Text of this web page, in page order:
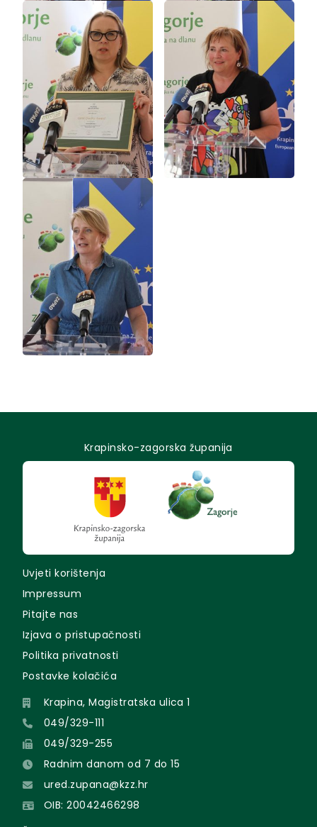
Krapinsko-zagorska županija
Uvjeti korištenja
Impressum
Pitajte nas
Izjava o pristupačnosti
Politika privatnosti
Postavke kolačića
Krapina, Magistratska ulica 1
049/329-111
049/329-255
Radnim danom od 7 do 15
ured.zupana@kzz.hr
OIB: 20042466298